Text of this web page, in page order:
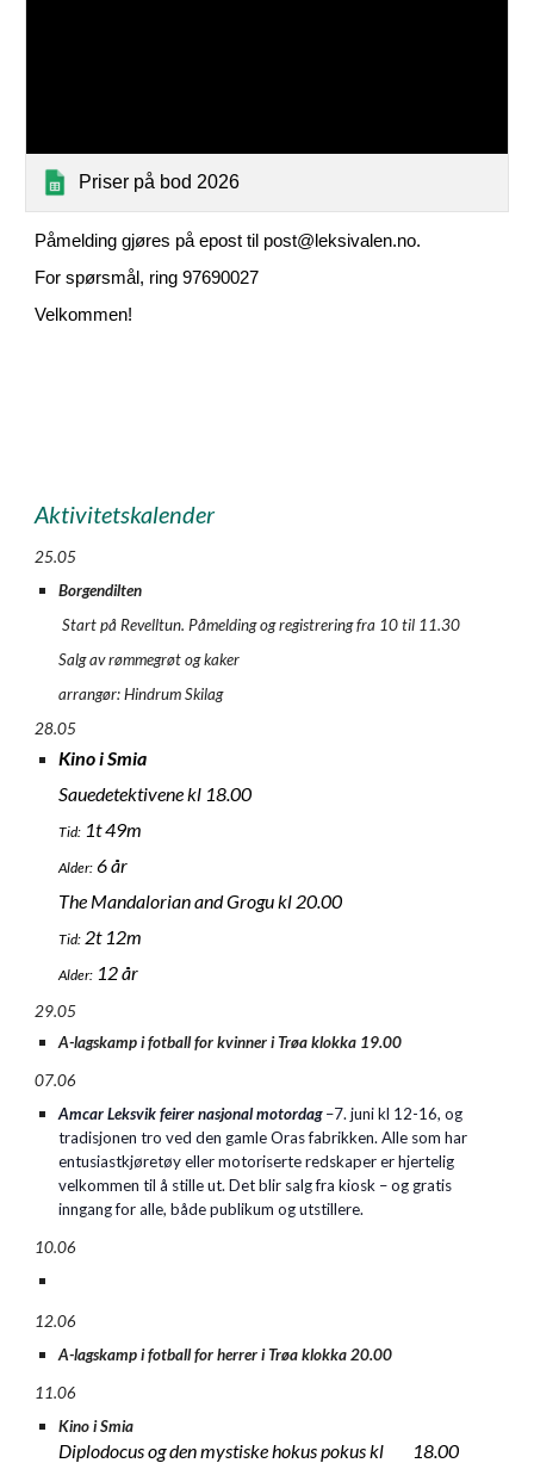
Priser på bod 2026
Påmelding gjøres på epost til post@leksivalen.no.
For spørsmål, ring 97690027
Velkommen!
Aktivitetskalender
25.05
Borgendilten
Start på Revelltun. Påmelding og registrering fra 10 til 11.30
Salg av rømmegrøt og kaker
arrangør: Hindrum Skilag
28.05
Kino i Smia
Sauedetektivene kl 18.00
Tid: 1t 49m
Alder: 6 år
The Mandalorian and Grogu kl 20.00
Tid: 2t 12m
Alder: 12 år
29.05
A-lagskamp i fotball for kvinner i Trøa klokka 19.00
07.06
Amcar Leksvik feirer nasjonal motordag–7. juni kl 12-16, og
tradisjonen tro ved den gamle Oras fabrikken. Alle som har
entusiastkjøretøy eller motoriserte redskaper er hjertelig
velkommen til å stille ut. Det blir salg fra kiosk – og gratis
inngang for alle, både publikum og utstillere.
10.06
12.06
A-lagskamp i fotball for herrer i Trøa klokka 20.00
11.06
Kino i Smia
Diplodocus og den mystiske hokus pokus kl 18.00